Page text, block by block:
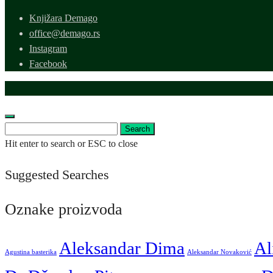
Knjižara Demago
office@demago.rs
Instagram
Facebook
for:
Search
Hit enter to search or ESC to close
Suggested Searches
Oznake proizvoda
Agustina basterika Aleksandar Dima Aleksandar Novaković